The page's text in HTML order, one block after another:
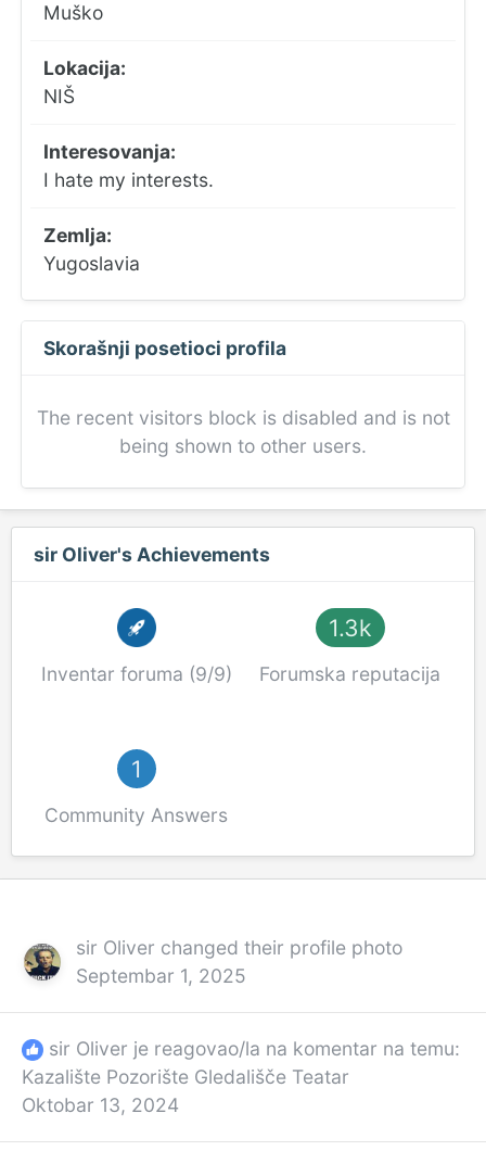
Muško
Lokacija:
NIŠ
Interesovanja:
I hate my interests.
Zemlja:
Yugoslavia
Skorašnji posetioci profila
The recent visitors block is disabled and is not
being shown to other users.
sir Oliver's Achievements
Inventar foruma (9/9)
1.3k
Forumska reputacija
1
Community Answers
sir Oliver changed their profile photo
Septembar 1, 2025
sir Oliver je reagovao/la na komentar na temu:
Kazalište Pozorište Gledališče Teatar
Oktobar 13, 2024